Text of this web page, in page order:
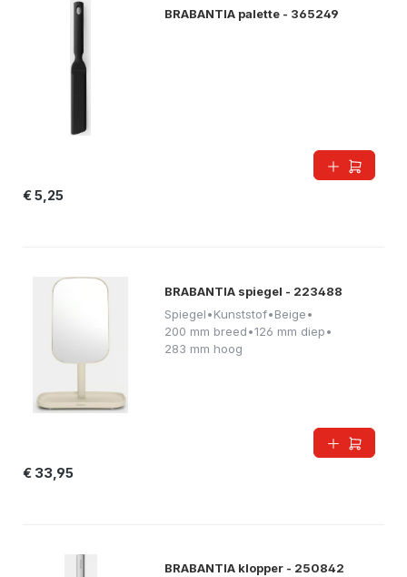
BRABANTIA palette - 365249
€ 5,25
BRABANTIA spiegel - 223488
Spiegel•Kunststof•Beige•
200 mm breed•126 mm diep•
283 mm hoog
€ 33,95
BRABANTIA klopper - 250842